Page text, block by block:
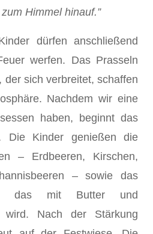
Himmel hinauf.”
dürfen anschließend
werfen. Das Prasseln
der sich verbreitet, schaffen
Nachdem wir eine
haben, beginnt das
Die Kinder genießen die
– Erdbeeren, Kirschen,
– sowie das
das mit Butter und
wird. Nach der Stärkung